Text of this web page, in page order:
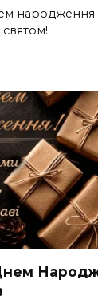
народження
святом!